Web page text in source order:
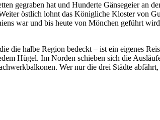
gegraben hat und Hunderte Gänsegeier an
östlich lohnt das Königliche Kloster von
war und bis heute von Mönchen geführt
die halbe Region bedeckt – ist ein eigenes
Hügel. Im Norden schieben sich die
Wer nur die drei Städte